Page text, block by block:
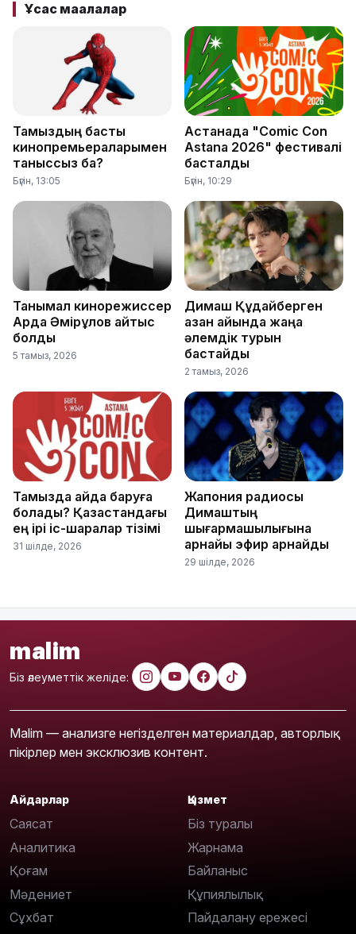
Ұқсас мақалалар
Тамыздың басты
кинопремьераларымен
таныссыз ба?
Бүгін, 13:05
Астанада "Comic Con
Astana 2026" фестивалі
басталды
Бүгін, 10:29
Танымал кинорежиссер
Ардақ Әмірқұлов қайтыс
болды
5 тамыз, 2026
Димаш Құдайберген
қазан айында жаңа
әлемдік турын
бастайды
2 тамыз, 2026
Тамызда қайда баруға
болады? Қазақстандағы
ең ірі іс-шаралар тізімі
31 шілде, 2026
Жапония радиосы
Димаштың
шығармашылығына
арнайы эфир арнайды
29 шілде, 2026
malim
Біз әлеуметтік желіде:
Malim — анализге негізделген материалдар, авторлық
пікірлер мен эксклюзив контент.
Айдарлар
Саясат
Аналитика
Қоғам
Мәдениет
Сұхбат
Қызмет
Біз туралы
Жарнама
Байланыс
Құпиялылық
Пайдалану ережесі